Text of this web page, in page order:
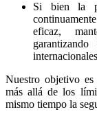
Si bien la
eficaz,
Nuestro objetivo
más allá de los
mismo tiempo la